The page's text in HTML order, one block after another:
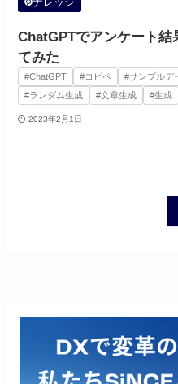
ChatGPTでアンケート結
てみた
#ChatGPT #コピペ #サンプルデ
#ランダム生成
#文章生成 #生成
2023年2月1日